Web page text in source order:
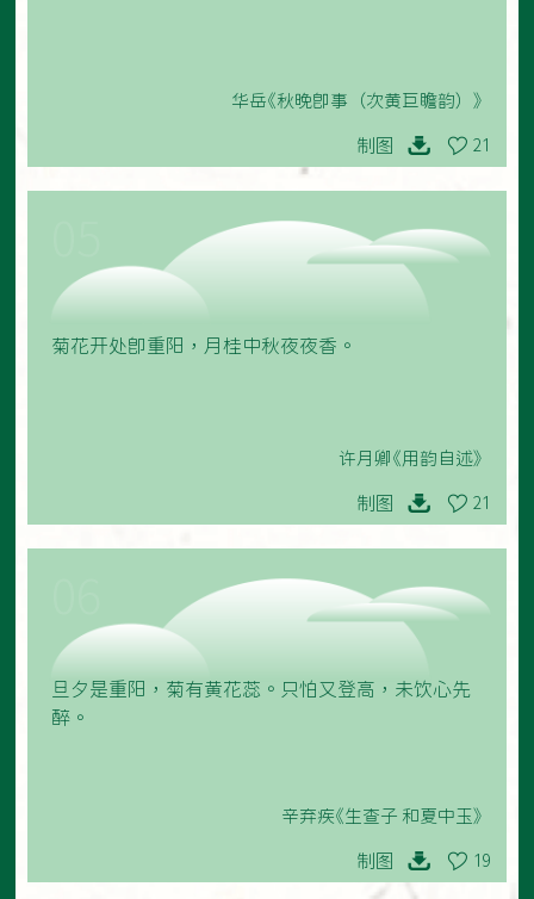
华岳《秋晚即事（次黄巨瞻韵）》
制图 21
菊花开处即重阳，月桂中秋夜夜香。
许月卿《用韵自述》
制图 21
旦夕是重阳，菊有黄花蕊。只怕又登高，未饮心先
醉。
辛弃疾《生查子 和夏中玉》
制图 19